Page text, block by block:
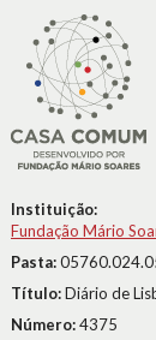
Instituição:
Fundação Mário
Pasta:
Título:Diário de
Número:4375